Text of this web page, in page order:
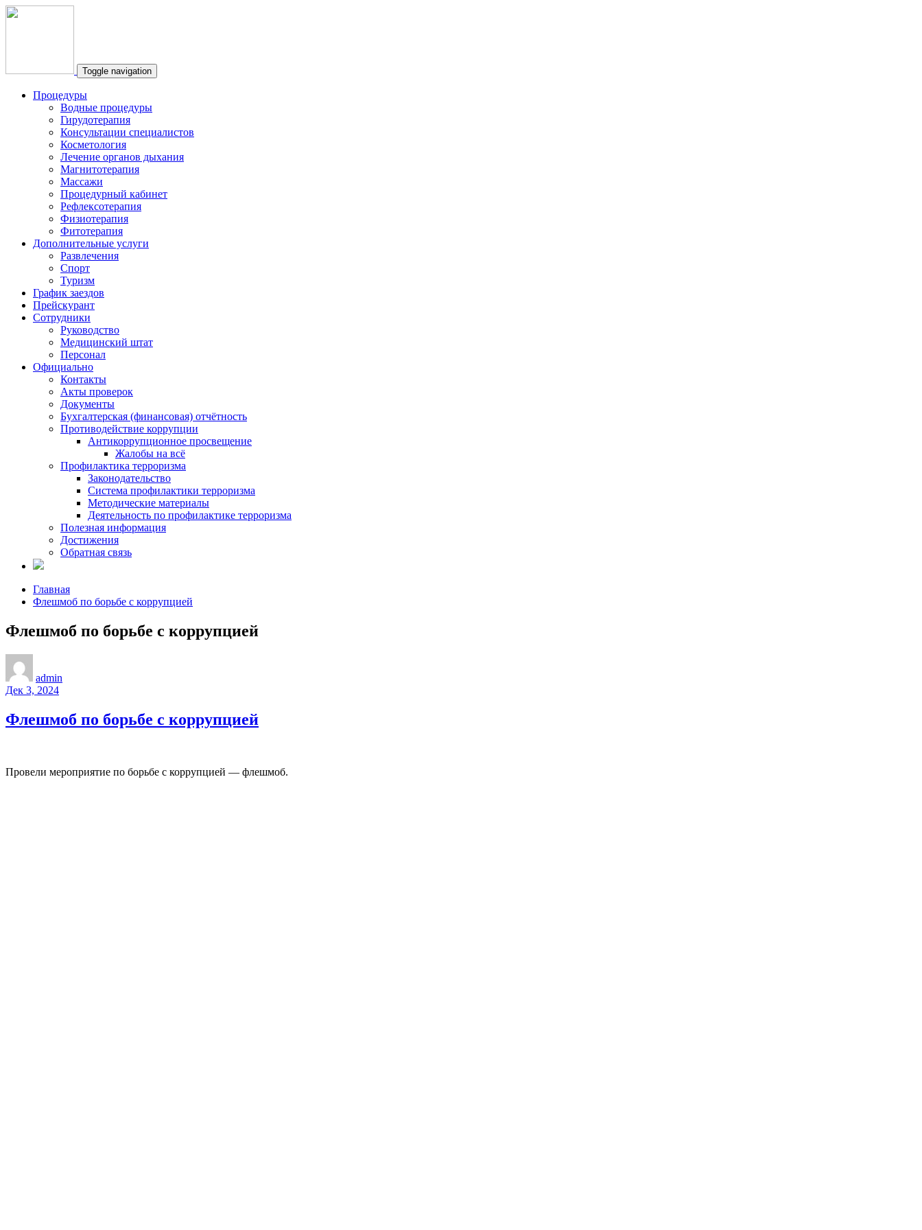
Toggle navigation
Процедуры
Водные процедуры
Гирудотерапия
Консультации специалистов
Косметология
Лечение органов дыхания
Магнитотерапия
Массажи
Процедурный кабинет
Рефлексотерапия
Физиотерапия
Фитотерапия
Дополнительные услуги
Развлечения
Спорт
Туризм
График заездов
Прейскурант
Сотрудники
Руководство
Медицинский штат
Персонал
Официально
Контакты
Акты проверок
Документы
Бухгалтерская (финансовая) отчётность
Противодействие коррупции
Антикоррупционное просвещение
Жалобы на всё
Профилактика терроризма
Законодательство
Система профилактики терроризма
Методические материалы
Деятельность по профилактике терроризма
Полезная информация
Достижения
Обратная связь
Главная
Флешмоб по борьбе с коррупцией
Флешмоб по борьбе с коррупцией
admin
Дек 3, 2024
Флешмоб по борьбе с коррупцией
Провели мероприятие по борьбе с коррупцией — флешмоб.